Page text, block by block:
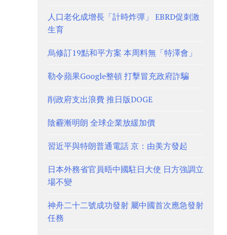
人口老化成增長「計時炸彈」 EBRD促刺激
生育
烏修訂19點和平方案 本周料無「特澤會」
勒令蘋果Google整頓 打擊冒充政府詐騙
削政府支出浪費 推日版DOGE
陰霾漸明朗 全球企業放緩加價
習近平與特朗普通電話 京：由美方發起
日本外務省官員晤中國駐日大使 日方強調立
場不變
神舟二十二號成功發射 屬中國首次應急發射
任務